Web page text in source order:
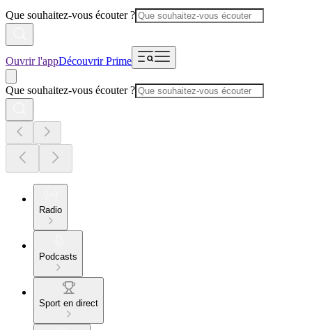
Que souhaitez-vous écouter ?
Ouvrir l'appDécouvrir Prime
Que souhaitez-vous écouter ?
Radio
Podcasts
Sport en direct